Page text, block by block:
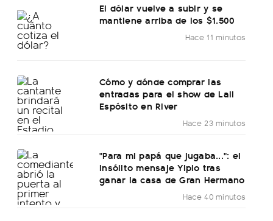
El dólar vuelve a subir y se
mantiene arriba de los $1.500
Hace 11 minutos
Cómo y dónde comprar las
entradas para el show de Lali
Espósito en River
Hace 23 minutos
"Para mi papá que jugaba...": el
insólito mensaje Yipio tras
ganar la casa de Gran Hermano
Hace 40 minutos